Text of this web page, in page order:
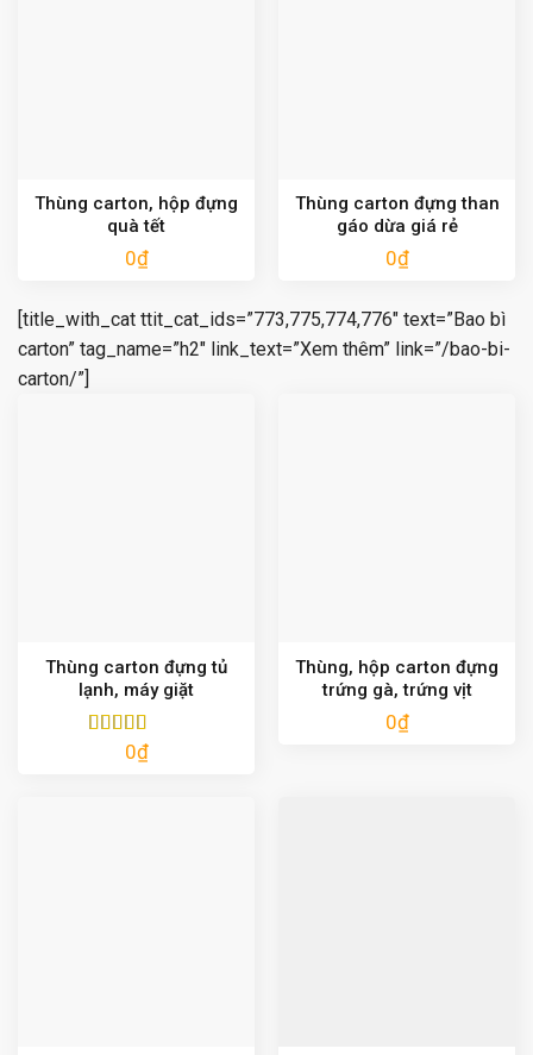
Thùng carton, hộp đựng
quà tết
0₫
Thùng carton đựng than
gáo dừa giá rẻ
0₫
[title_with_cat ttit_cat_ids=”773,775,774,776″ text=”Bao bì
carton” tag_name=”h2″ link_text=”Xem thêm” link=”/bao-bi-
carton/”]
Thùng carton đựng tủ
lạnh, máy giặt
Được xếp
0₫
Thùng, hộp carton đựng
trứng gà, trứng vịt
0₫